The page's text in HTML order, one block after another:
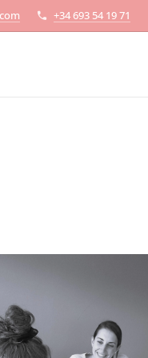
+34 693 54 19 71